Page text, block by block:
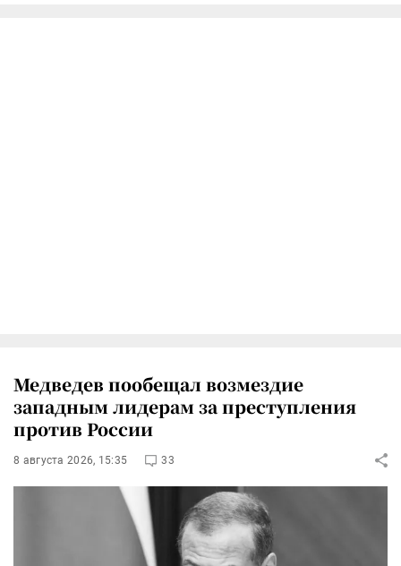
Медведев пообещал возмездие
западным лидерам за преступления
против России
8 августа 2026, 15:35 33